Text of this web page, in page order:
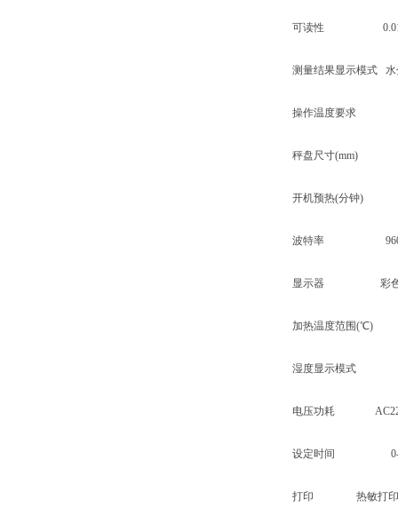
可读性
测量结果显示模式 水分
操作温度要求
秤盘尺寸(mm)
开机预热(分钟)
波特率
显示器 彩色TFT
加热温度范围(℃)
湿度显示模式 相
电压功耗 AC220V
设定时间 0-
打印 热敏打印(外